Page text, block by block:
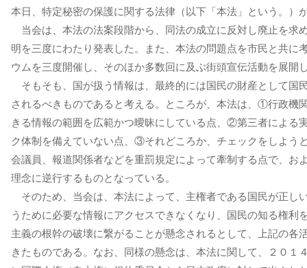
本日、特定秘密の保護に関する法律（以下「本法」という。）
当会は、本法の法案段階から、同法の成立に反対し廃止を求
明を三度にわたり発表した。また、本法の問題点を市民と共に
ウムを三度開催し、そのほか多数回に及ぶ街頭宣伝活動を展開
そもそも、国が扱う情報は、最終的には国民の財産として国
されるべきものであると考える。ところが、本法は、①行政機
きる情報の範囲を広範かつ曖昧にしている点、②第三者による
ク体制を備えていない点、③それどころか、チェックをしよう
会議員、報道関係者などを重罰規定によって牽制する点で、お
理念に逆行するものとなっている。
そのため、当会は、本法によって、主権者である国民が正し
うために必要な情報にアクセスできなくなり、国民の知る権利
主義の根幹の破壊に繋がることが懸念されるとして、上記の各
きたものである。なお、同様の懸念は、本法に関して、２０１